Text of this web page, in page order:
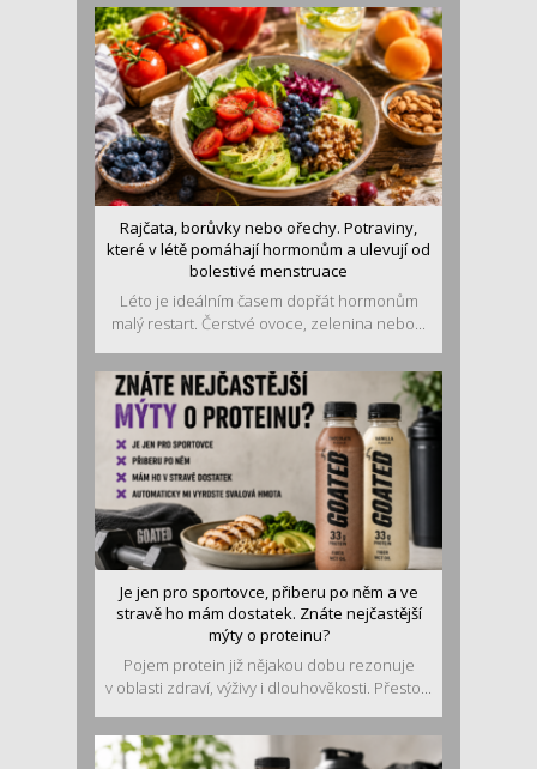
Rajčata, borůvky nebo ořechy. Potraviny,
které v létě pomáhají hormonům a ulevují od
bolestivé menstruace
Léto je ideálním časem dopřát hormonům
malý restart. Čerstvé ovoce, zelenina nebo...
Je jen pro sportovce, přiberu po něm a ve
stravě ho mám dostatek. Znáte nejčastější
mýty o proteinu?
Pojem protein již nějakou dobu rezonuje
v oblasti zdraví, výživy i dlouhověkosti. Přesto...